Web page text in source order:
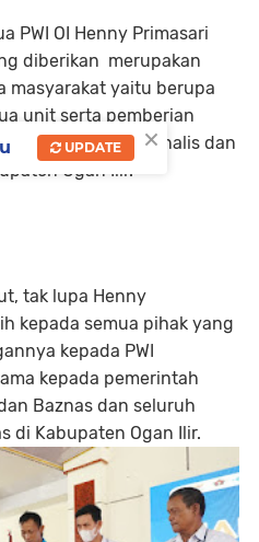
PWI OI Henny Primasari
diberikan merupakan
masyarakat yaitu berupa
unit serta pemberian
kepada para jurnalis dan
Ogan Ilir.
tak lupa Henny
kepada semua pihak yang
kepada PWI
kepada pemerintah
Baznas dan seluruh
di Kabupaten Ogan Ilir.
×
UPDATE